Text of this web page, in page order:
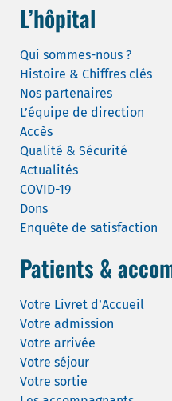
L’hôpital
Qui sommes-nous ?
Histoire & Chiffres clés
Nos partenaires
L’équipe de direction
Accès
Qualité & Sécurité
Actualités
COVID-19
Dons
Enquête de satisfaction
Patients &
Votre Livret d’Accueil
Votre admission
Votre arrivée
Votre séjour
Votre sortie